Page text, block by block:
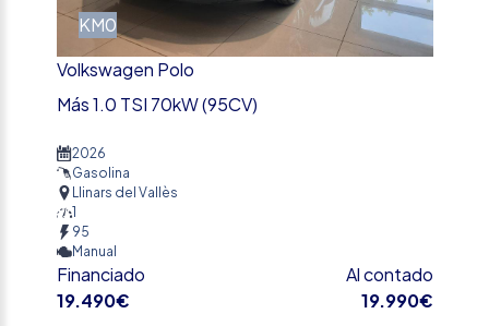
KM0
Volkswagen Polo
Más 1.0 TSI 70kW (95CV)
2026
Gasolina
Llinars del Vallès
1
95
Manual
Financiado
19.490€
Al contado
19.990€